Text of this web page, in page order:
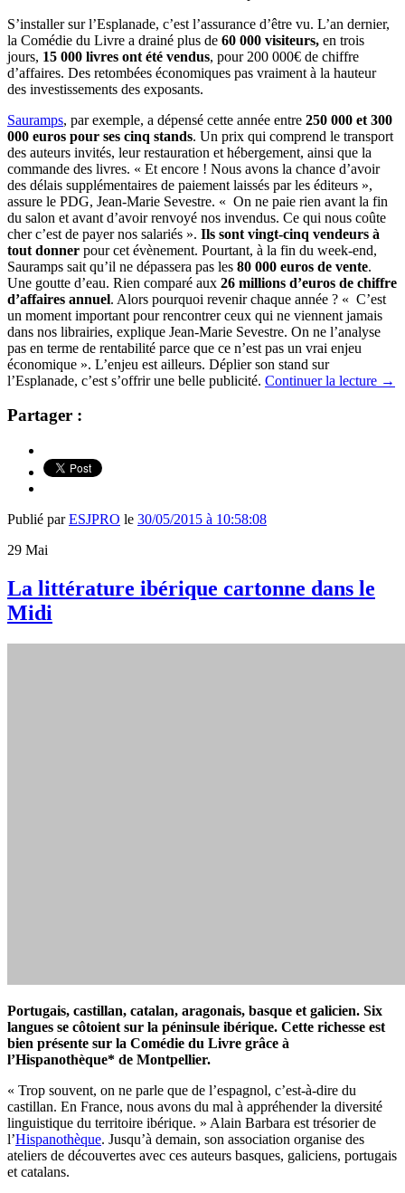
S’installer sur l’Esplanade, c’est l’assurance d’être vu. L’an dernier,
la Comédie du Livre a drainé plus de 60 000 visiteurs, en trois
jours, 15 000 livres ont été vendus, pour 200 000€ de chiffre
d’affaires. Des retombées économiques pas vraiment à la hauteur
des investissements des exposants.
Sauramps, par exemple, a dépensé cette année entre 250 000 et 300
000 euros pour ses cinq stands. Un prix qui comprend le transport
des auteurs invités, leur restauration et hébergement, ainsi que la
commande des livres. « Et encore ! Nous avons la chance d’avoir
des délais supplémentaires de paiement laissés par les éditeurs »,
assure le PDG, Jean-Marie Sevestre. « On ne paie rien avant la fin
du salon et avant d’avoir renvoyé nos invendus. Ce qui nous coûte
cher c’est de payer nos salariés ». Ils sont vingt-cinq vendeurs à
tout donner pour cet évènement. Pourtant, à la fin du week-end,
Sauramps sait qu’il ne dépassera pas les 80 000 euros de vente.
Une goutte d’eau. Rien comparé aux 26 millions d’euros de chiffre
d’affaires annuel. Alors pourquoi revenir chaque année ? « C’est
un moment important pour rencontrer ceux qui ne viennent jamais
dans nos librairies, explique Jean-Marie Sevestre. On ne l’analyse
pas en terme de rentabilité parce que ce n’est pas un vrai enjeu
économique ». L’enjeu est ailleurs. Déplier son stand sur
l’Esplanade, c’est s’offrir une belle publicité. Continuer la lecture →
Partager :
Publié parESJPRO le 30/05/2015 à 10:58:08
29 Mai
La littérature ibérique cartonne dans le
Midi
Portugais, castillan, catalan, aragonais, basque et galicien. Six
langues se côtoient sur la péninsule ibérique. Cette richesse est
bien présente sur la Comédie du Livre grâce à
l’Hispanothèque* de Montpellier.
« Trop souvent, on ne parle que de l’espagnol, c’est-à-dire du
castillan. En France, nous avons du mal à appréhender la diversité
linguistique du territoire ibérique. » Alain Barbara est trésorier de
l’Hispanothèque. Jusqu’à demain, son association organise des
ateliers de découvertes avec ces auteurs basques, galiciens, portugais
et catalans.